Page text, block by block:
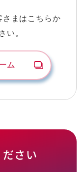
さまはこちらか
い。
ム
さい